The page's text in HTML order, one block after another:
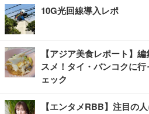
10G光回線導入レポ
【アジア美食レポート】
スメ！タイ・バンコクに
ェック
【エンタメRBB】注目の